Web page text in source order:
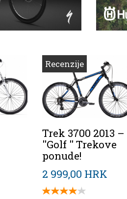
Recenzije
Trek 3700 2013 –
''Golf '' Trekove
ponude!
2 999,00 HRK